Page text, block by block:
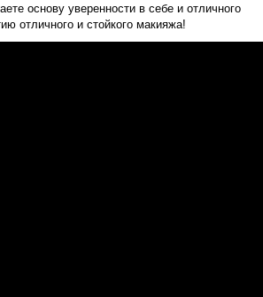
основу уверенности в себе и отличного
отличного и стойкого макияжа!